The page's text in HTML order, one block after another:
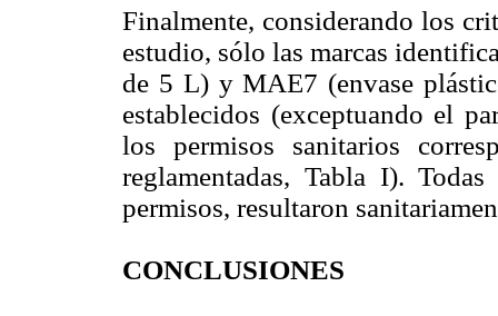
Finalmente, considerando los
estudio, sólo las marcas
de 5 L) y MAE7 (envase
establecidos (exceptuando el
los permisos sanitarios
reglamentadas, Tabla I).
permisos, resultaron
CONCLUSIONES